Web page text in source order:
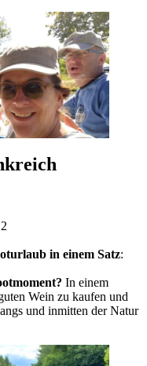
2
in einem Satz:
In einem
Wein zu kaufen und
und inmitten der Natur